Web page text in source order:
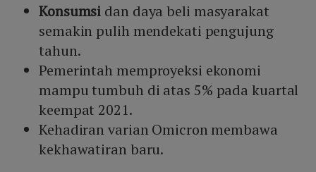
Konsumsi dan daya beli masyarakat
semakin pulih mendekati pengujung
tahun.
Pemerintah memproyeksi ekonomi
mampu tumbuh di atas 5% pada kuartal
keempat 2021.
Kehadiran varian Omicron membawa
kekhawatiran baru.